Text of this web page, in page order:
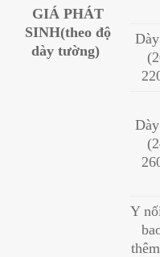
GIÁ PHÁT
SINH(theo độ
dày tường)
Y